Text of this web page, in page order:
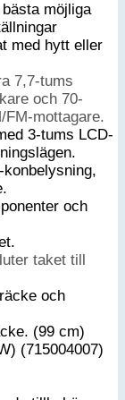
möjliga
med hytt eller
7,7-tums
och 70-
mottagare.
3-tums LCD-
och
taket till
och
(99 cm)
(715004007)